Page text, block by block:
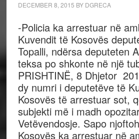
DECEMBER 8, 2015 BY DGRECA
-Policia ka arrestuar në
Kuvendit të Kosovës
Topalli, ndërsa deputeten
teksa po shkonte në një
PRISHTINË, 8 Dhjetor
dy numri i deputetëve të
Kosovës të arrestuar sot,
subjekti më i madh
Vetëvendosje. Sapo
Kosovës ka arrestuar në